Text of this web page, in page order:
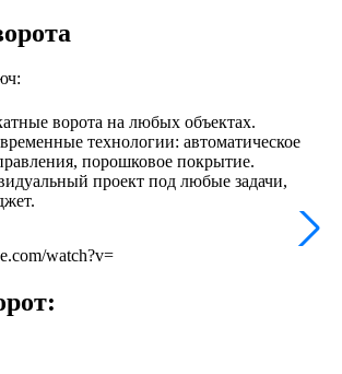
ворота на любых объектах.
технологии: автоматическое
порошковое покрытие.
проект под любые задачи,
watch?v=